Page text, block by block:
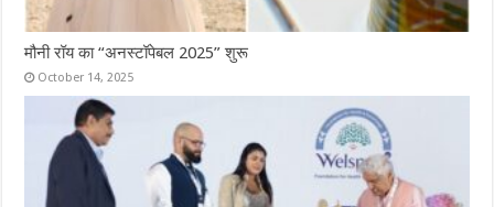
मौनी रॉय का “अनस्टॉपेबल 2025” शुरू
October 14, 2025